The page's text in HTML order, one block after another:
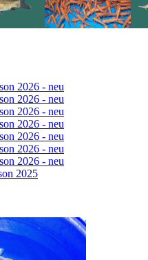
2026 - neu
2026 - neu
2026 - neu
2026 - neu
2026 - neu
2026 - neu
2026 - neu
2025